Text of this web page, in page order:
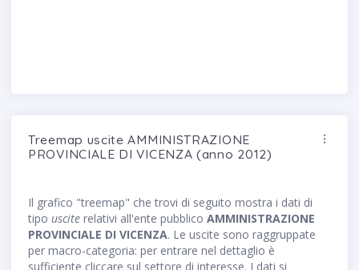
Treemap uscite AMMINISTRAZIONE
PROVINCIALE DI VICENZA (anno 2012)
Il grafico "treemap" che trovi di seguito mostra i dati di
tipo uscite relativi all'ente pubblico AMMINISTRAZIONE
PROVINCIALE DI VICENZA. Le uscite sono raggruppate
per macro-categoria: per entrare nel dettaglio è
sufficiente cliccare sul settore di interesse. I dati si